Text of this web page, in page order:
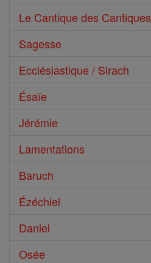
Le Cantique des Cantiques
Sagesse
Ecclésiastique / Sirach
Ésaïe
Jérémie
Lamentations
Baruch
Ézéchiel
Daniel
Osée